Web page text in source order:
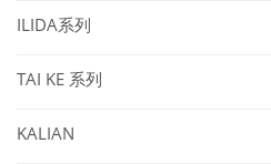
ILIDA系列
TAI KE 系列
KALIAN